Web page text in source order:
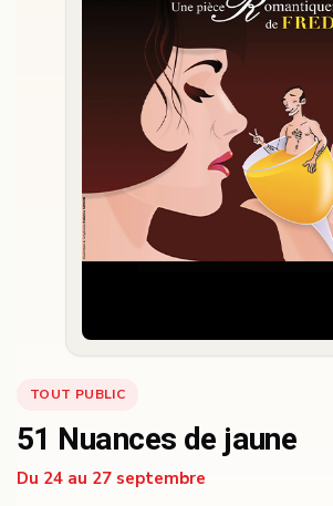
TOUT PUBLIC
51 Nuances de jaune
Du 24 au 27 septembre